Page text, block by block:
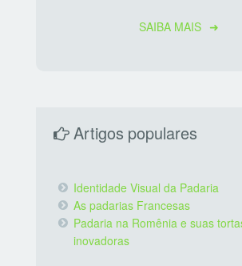
SAIBA MAIS
Artigos populares
Identidade Visual da Padaria
As padarias Francesas
Padaria na Romênia e suas
inovadoras